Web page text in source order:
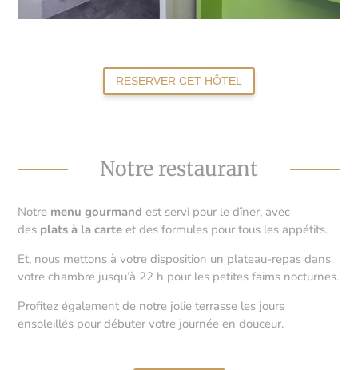
RESERVER CET HÔTEL
Notre restaurant
Notre menu gourmand est servi pour le dîner, avec
des plats à la carte et des formules pour tous les appétits.
Et, nous mettons à votre disposition un plateau-repas dans
votre chambre jusqu’à 22 h pour les petites faims nocturnes.
Profitez également de notre jolie terrasse les jours
ensoleillés pour débuter votre journée en douceur.